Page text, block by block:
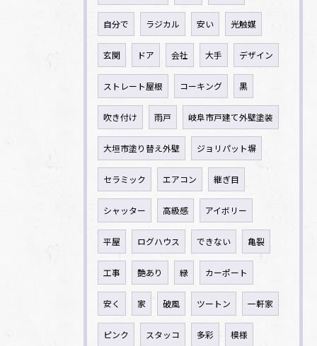
自分で ラジカル 安い 光触媒
玄関 ドア 会社 大手 デザイン
ストレート屋根 コーキング 黒
吹き付け 雨戸 岐阜市戸建て外壁塗装
大垣市塗り替え外壁 ジョリパット塀
セラミック エアコン 継ぎ目
シャッター 高級感 アイボリー
平屋 ログハウス できない 亀裂
工事 艶あり 緑 カーポート
安く 家 破風 ツートン 一軒家
ピンク スタッコ 多彩 模様